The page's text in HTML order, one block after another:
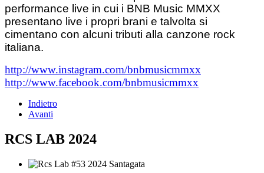
performance live in cui i BNB Music MMXX
presentano live i propri brani e talvolta si
cimentano con alcuni tributi alla canzone rock
italiana.
http://www.instagram.com/bnbmusicmmxx
http://www.facebook.com/bnbmusicmmxx
Indietro
Avanti
RCS LAB 2024